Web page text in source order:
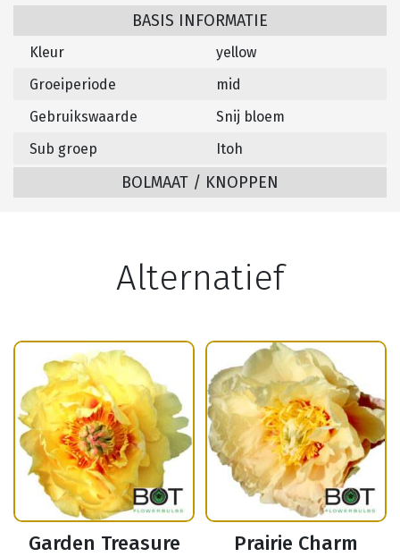
BASIS INFORMATIE
Kleur
yellow
Groeiperiode
mid
Gebruikswaarde
Snij bloem
Sub groep
Itoh
BOLMAAT / KNOPPEN
Alternatief
Garden Treasure Prairie Charm